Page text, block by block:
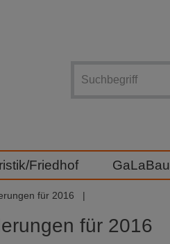
Friedhof GaLaBau
für 2016
für 2016